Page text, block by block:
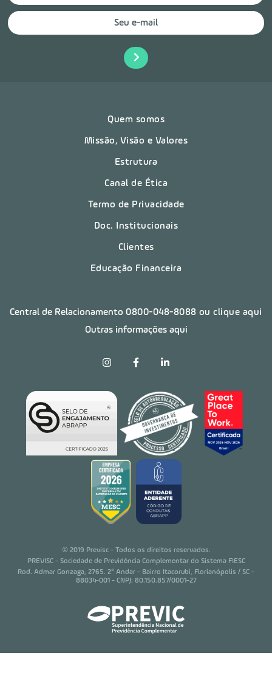
Quem somos
Missão, Visão e Valores
Estrutura
Canal de Ética
Termo de Privacidade
Doc. Institucionais
Clientes
Educação Financeira
Central de Relacionamento0800-048-8088 ou clique aqui
Outras informações aqui
© 2019 Previsc - Todos os direitos reservados.
PREVISC - Sociedade de Previdência Complementar do Sistema FIESC
Rod. Admar Gonzaga, 2765. 2° Andar - Bairro Itacorubi, Florianópolis / SC -
88034-001 - CNPJ: 80.150.857/0001-27